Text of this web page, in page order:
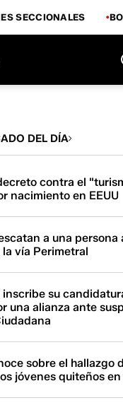
SECCIONALES
DEL DÍA
contra el
nacimiento en EEUU
a una
vía Perimetral
inscribe su
una alianza ante
sobre el hallazgo
jóvenes quiteños